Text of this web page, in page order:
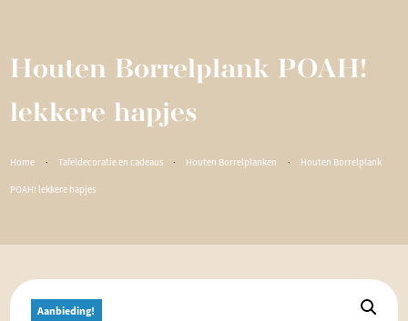
Houten Borrelplank POAH!
lekkere hapjes
Home · Tafeldecoratie en cadeaus · Houten Borrelplanken · Houten Borrelplank
POAH! lekkere hapjes
Aanbieding!